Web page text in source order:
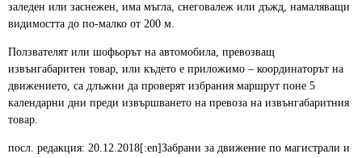
заледен или заснежен, има мъгла, снеговалеж или дъжд, намаляващи
видимостта до по-малко от 200 м.
Ползвателят или шофьорът на автомобила, превозващ
извънгабаритен товар, или където е приложимо – координаторът на
движението, са длъжни да проверят избрания маршрут поне 5
календарни дни преди извършването на превоза на извънгабаритния
товар.
посл. редакция: 20.12.2018[:en]Забрани за движение по магистрали и